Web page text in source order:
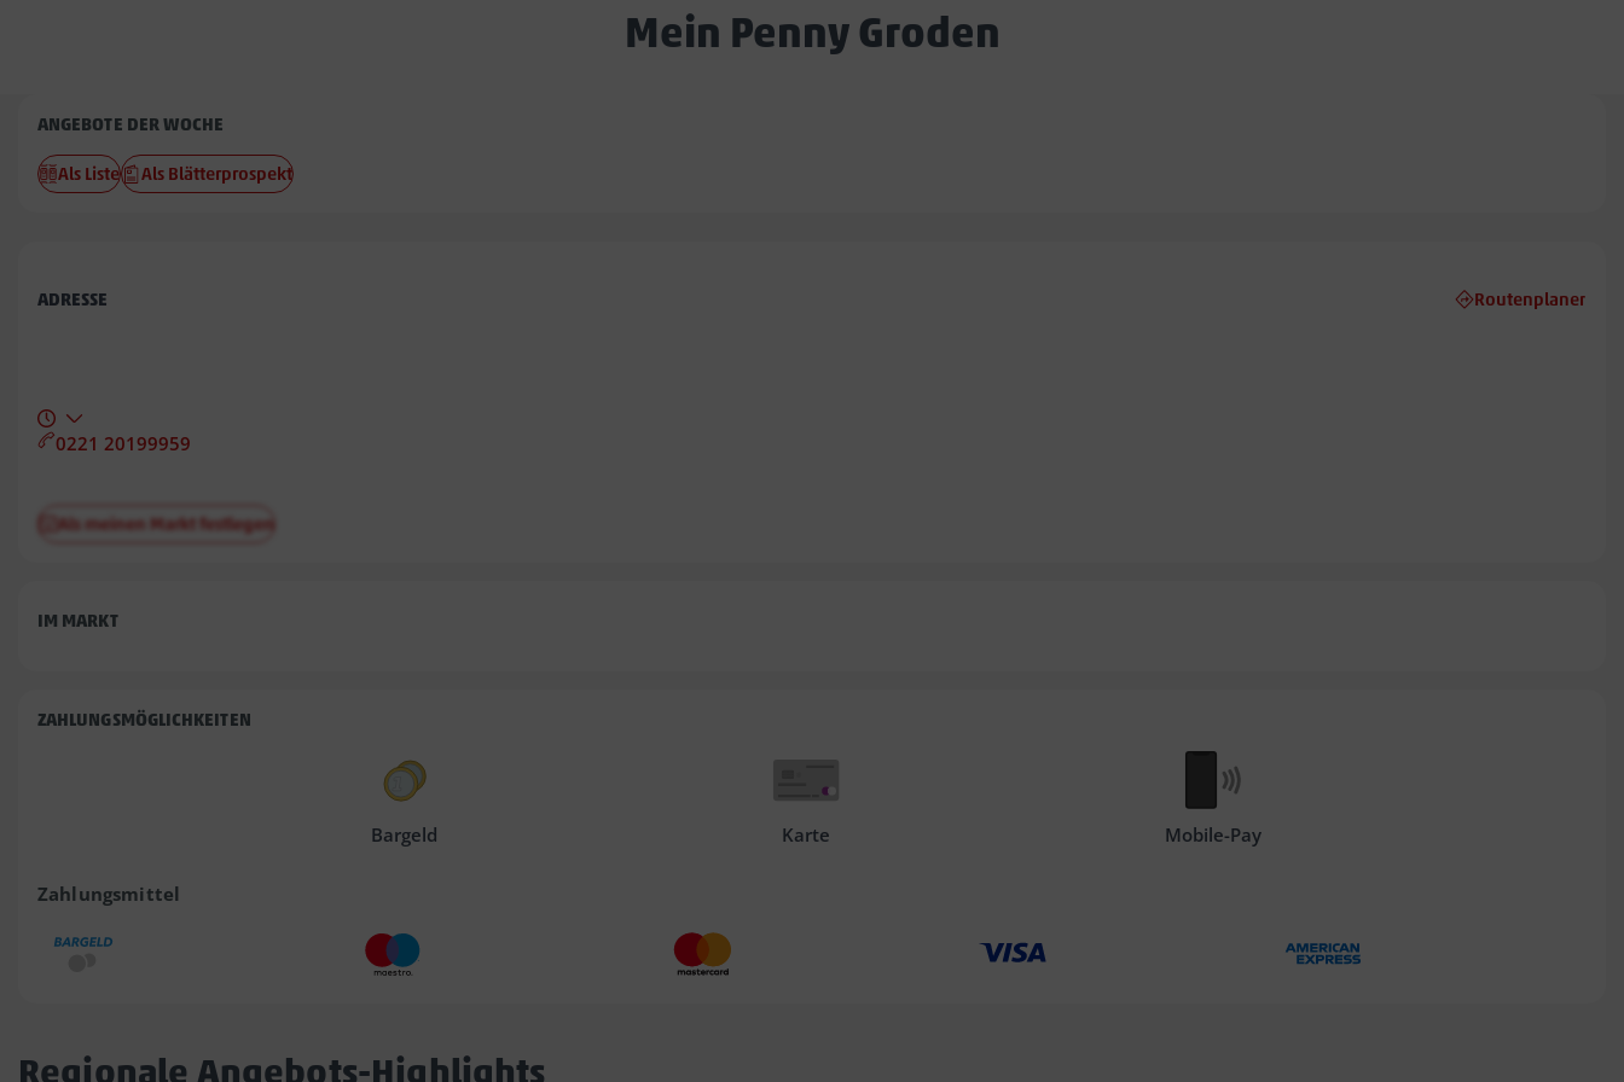
Mein Penny Groden
Penny
Groden
ANGEBOTE DER WOCHE
Als Liste Als Blätterprospekt
ADRESSE Routenplaner
0221 20199959
Als meinen Markt festlegen
IM MARKT
ZAHLUNGSMÖGLICHKEITEN
Bargeld Karte Mobile-Pay
Zahlungsmittel
Regionale Angebots-Highlights